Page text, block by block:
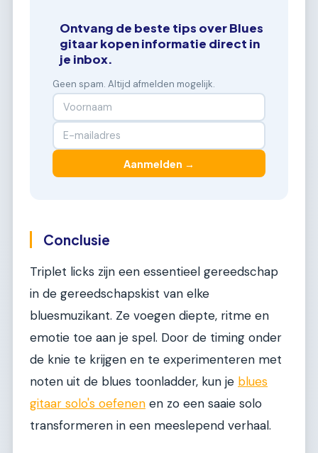
Ontvang de beste tips over Blues
gitaar kopen informatie direct in
je inbox.
Geen spam. Altijd afmelden mogelijk.
Aanmelden →
Conclusie
Triplet licks zijn een essentieel gereedschap
in de gereedschapskist van elke
bluesmuzikant. Ze voegen diepte, ritme en
emotie toe aan je spel. Door de timing onder
de knie te krijgen en te experimenteren met
noten uit de blues toonladder, kun je blues
gitaar solo's oefenen en zo een saaie solo
transformeren in een meeslepend verhaal.